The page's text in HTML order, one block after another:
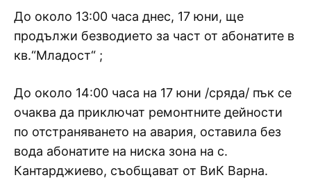
До около 13:00 часа днес, 17 юни, ще
продължи безводието за част от абонатите в
кв.“Младост“ ;
До около 14:00 часа на 17 юни /сряда/ пък се
очаква да приключат ремонтните дейности
по отстраняването на авария, оставила без
вода абонатите на ниска зона на с.
Кантарджиево, съобщават от ВиК Варна.